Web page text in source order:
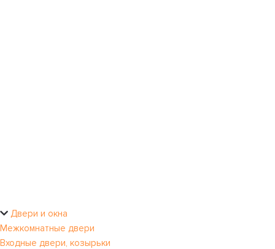
Двери и окна
Межкомнатные двери
Входные двери, козырьки